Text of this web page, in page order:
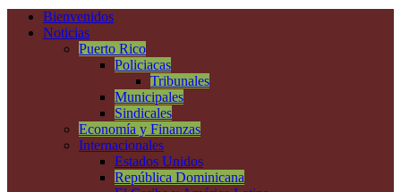
Bienvenidos
Noticias
Puerto Rico
Policiacas
Tribunales
Municipales
Sindicales
Economía y Finanzas
Internacionales
Estados Unidos
República Dominicana